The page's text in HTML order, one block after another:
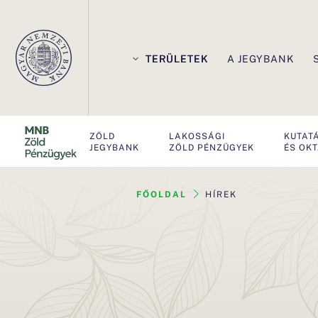
l
ő
d
l
e
TERÜLETEK A JEGYBANK
ZÖLD
JEGYBANK
LAKOSSÁGI
ZÖLD PÉNZÜGYEK
ÉS
FŐOLDAL HÍREK